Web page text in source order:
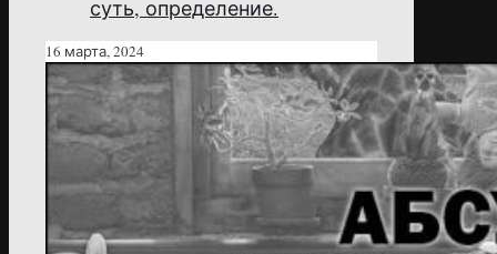
суть, определение.
16 марта, 2024